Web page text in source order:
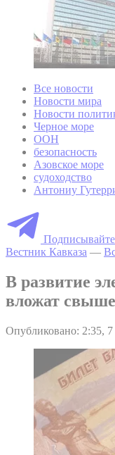
Все новости
Новости мира
Новости
Черное море
ООН
безопасность
Азовское море
судоходство
Антониу
Вестник Кавказа —
В развитие
вложат
Опубликовано: 2:35,